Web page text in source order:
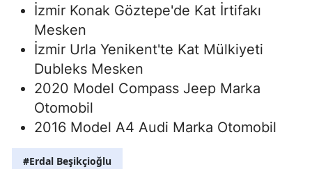
İzmir Konak Göztepe'de Kat İrtifakı
Mesken
İzmir Urla Yenikent'te Kat Mülkiyeti
Dubleks Mesken
2020 Model Compass Jeep Marka
Otomobil
2016 Model A4 Audi Marka Otomobil
#Erdal Beşikçioğlu